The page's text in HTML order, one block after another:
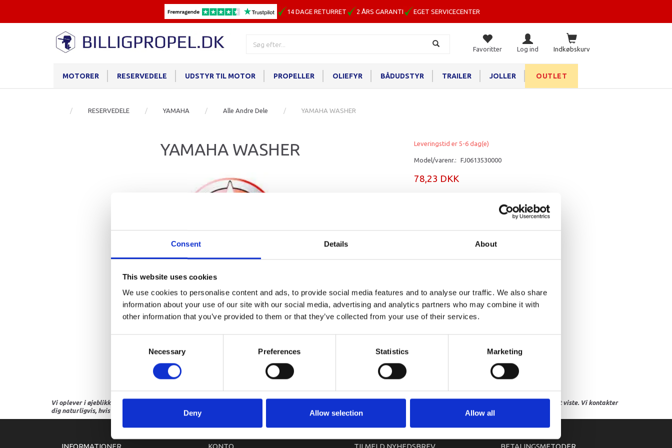
Consent Details About
This website uses cookies
We use cookies to personalise content and ads, to provide social media features and to analyse our traffic. We also share
information about your use of our site with our social media, advertising and analytics partners who may combine it with
other information that you’ve provided to them or that they’ve collected from your use of their services.
Necessary Preferences Statistics Marketing
Deny Allow selection Allow all
14 DAGE RETURRET 2 ÅRS GARANTI EGET SERVICECENTER
Indkøbskurv
Favoritter Log ind
MOTORER RESERVEDELE UDSTYR TIL MOTOR PROPELLER OLIEFYR BÅDUDSTYR TRAILER JOLLER OUTLET
RESERVEDELE YAMAHA Alle Andre Dele YAMAHA WASHER
YAMAHA WASHER Leveringstid er 5-6 dag(e)
Model/varenr.: FJ0613530000
78,23 DKK
Vi oplever i øjeblikket store og hyppige prisændringer i markedet. Derfor kan der i enkelte tilfælde være produkter, som ikke kan leveres, eller hvor prisen afviger fra det viste. Vi kontakter
dig naturligvis, hvis dette er tilfældet.
INFORMATIONER KONTO TILMELD NYHEDSBREV BETALINGSMETODER